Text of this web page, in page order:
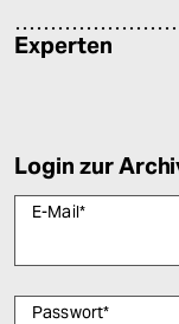
Experten
Login zur
E-Mail*
Passwort*